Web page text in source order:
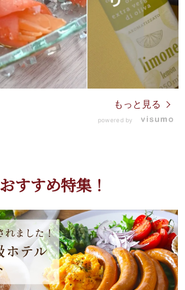
もっと見る
powered by
おすすめ特集！